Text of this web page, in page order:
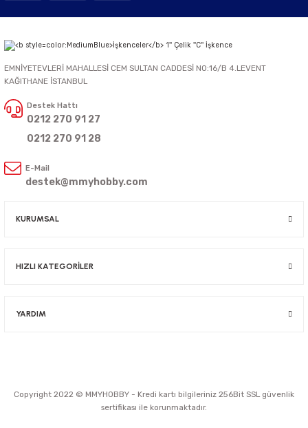
EMNİYETEVLERİ MAHALLESİ CEM SULTAN CADDESİ NO:16/B 4.LEVENT
KAĞITHANE İSTANBUL
Destek Hattı
0212 270 91 27
0212 270 91 28
E-Mail
destek@mmyhobby.com
KURUMSAL
HIZLI KATEGORİLER
YARDIM
Copyright 2022 © MMYHOBBY - Kredi kartı bilgileriniz 256Bit SSL güvenlik
sertifikası ile korunmaktadır.